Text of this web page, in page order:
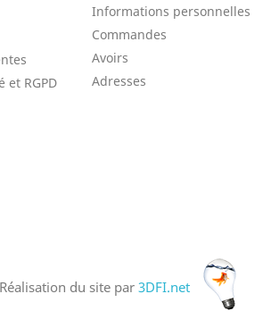
RGPD
Informations personnelles
Commandes
Avoirs
Adresses
du site par 3DFI.net